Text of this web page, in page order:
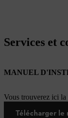
Services et
MANUEL
Vous trouverez ici
Télécharger le